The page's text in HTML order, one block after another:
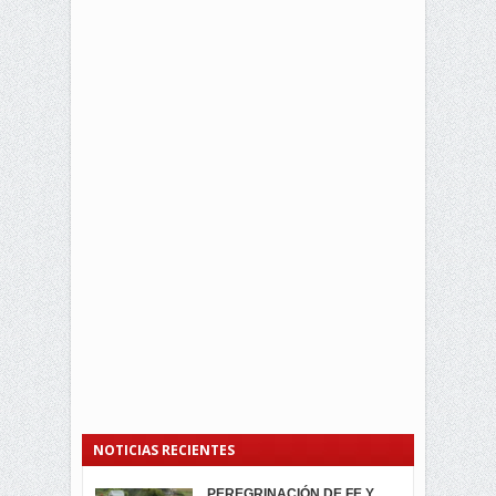
NOTICIAS RECIENTES